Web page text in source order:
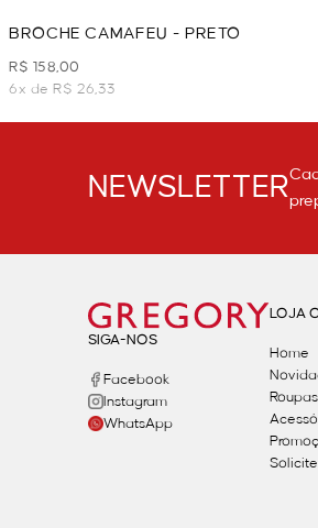
BROCHE CAMAFEU - PRETO
R$ 158,00
6x de R$ 26,33
NEWSLETTER
SIGA-NOS
Facebook
Instagram
WhatsApp
LOJA
Home